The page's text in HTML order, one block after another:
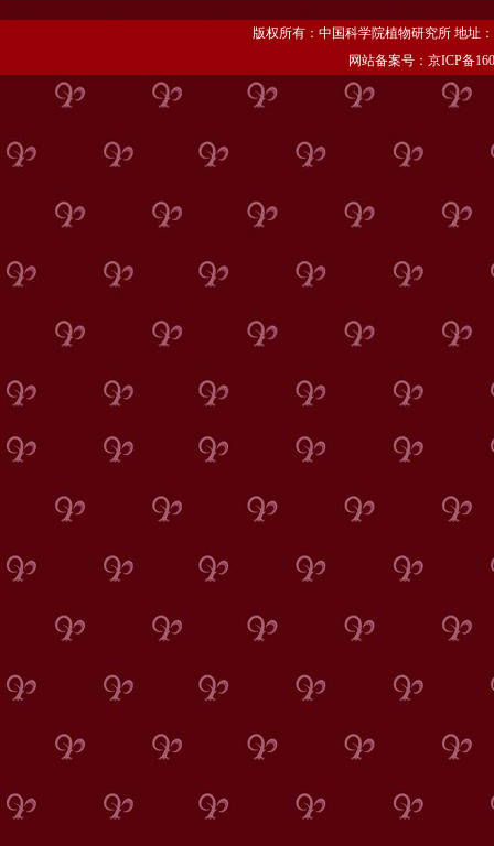
版权所有：中国科学院植物研究所 地址
网站备案号：京ICP备